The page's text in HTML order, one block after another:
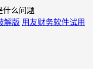
什么问题
解版 用友财务软件试用